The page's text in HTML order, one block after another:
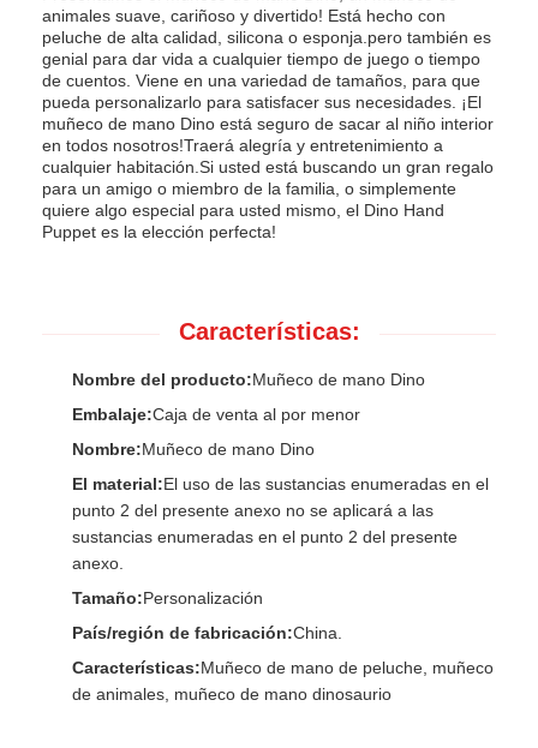
animales suave, cariñoso y divertido! Está hecho con
peluche de alta calidad, silicona o esponja.pero también es
genial para dar vida a cualquier tiempo de juego o tiempo
de cuentos. Viene en una variedad de tamaños, para que
pueda personalizarlo para satisfacer sus necesidades. ¡El
muñeco de mano Dino está seguro de sacar al niño interior
en todos nosotros!Traerá alegría y entretenimiento a
cualquier habitación.Si usted está buscando un gran regalo
para un amigo o miembro de la familia, o simplemente
quiere algo especial para usted mismo, el Dino Hand
Puppet es la elección perfecta!
Características:
Nombre del producto:Muñeco de mano Dino
Embalaje:Caja de venta al por menor
Nombre:Muñeco de mano Dino
El material:El uso de las sustancias enumeradas en el
punto 2 del presente anexo no se aplicará a las
sustancias enumeradas en el punto 2 del presente
anexo.
Tamaño:Personalización
País/región de fabricación:China.
Características:Muñeco de mano de peluche, muñeco
de animales, muñeco de mano dinosaurio